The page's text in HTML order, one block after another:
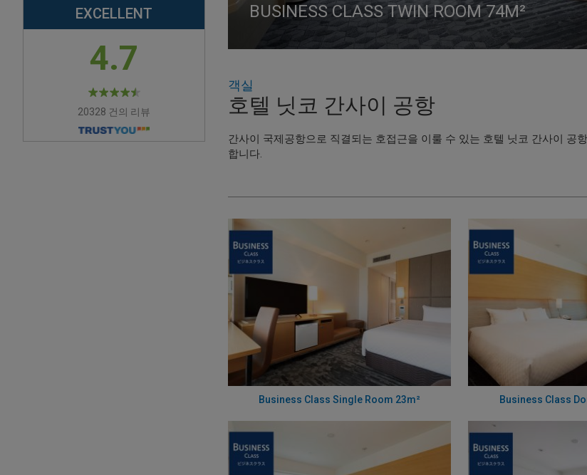
EXCELLENT
4.7
20328 건의 리뷰
BUSINESS CLASS TWIN ROOM 74M²
BUSINESS CLASS CORNER TWIN ROOM 40
PREMIUM ECONOMY CLASS TWIN ROOM
ECONOMY CLASS FAMILY ROOM (TYPE B)
객실
호텔 닛코 간사이 공항
간사이 국제공항으로 직결되는 호접근을 이룰 수 있는 호텔 닛코 간사이
합니다.
Business Class Single Room 23m² Business Class